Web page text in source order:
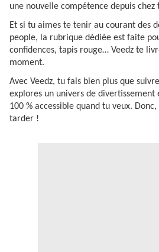
une nouvelle compétence depuis chez
Et si tu aimes te tenir au courant des
people, la rubrique dédiée est faite
confidences, tapis rouge… Veedz te
moment.
Avec Veedz, tu fais bien plus que
explores un univers de
100 % accessible quand tu veux.
tarder !